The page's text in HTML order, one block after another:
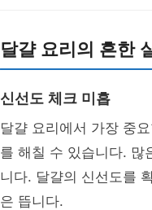
달걀 요리의 흔한
신선도 체크 미흡
달걀 요리에서 가장 중
를 해칠 수 있습니다. 많
니다. 달걀의 신선도를
은 뜹니다.